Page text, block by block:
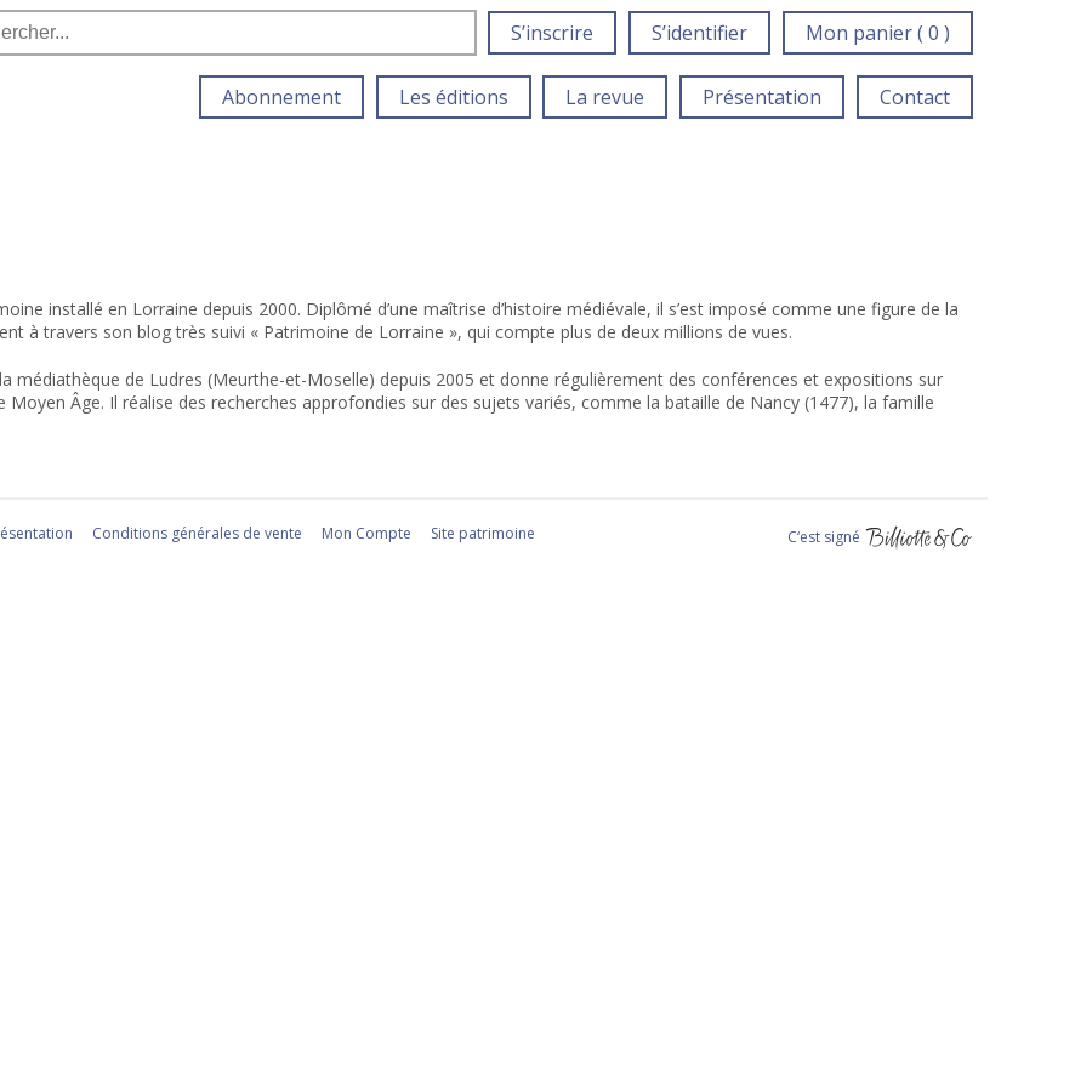
S’inscrire S’identifier Mon panier ( 0 )
Abonnement Les éditions La revue Présentation Contact
installé en Lorraine depuis 2000. Diplômé d’une maîtrise d’histoire médiévale, il s’est imposé comme une figure de la
à travers son blog très suivi « Patrimoine de Lorraine », qui compte plus de deux millions de vues.
médiathèque de Ludres (Meurthe-et-Moselle) depuis 2005 et donne régulièrement des conférences et expositions sur
Moyen Âge. Il réalise des recherches approfondies sur des sujets variés, comme la bataille de Nancy (1477), la famille
Conditions générales de vente Mon Compte Site patrimoine C‘est signé